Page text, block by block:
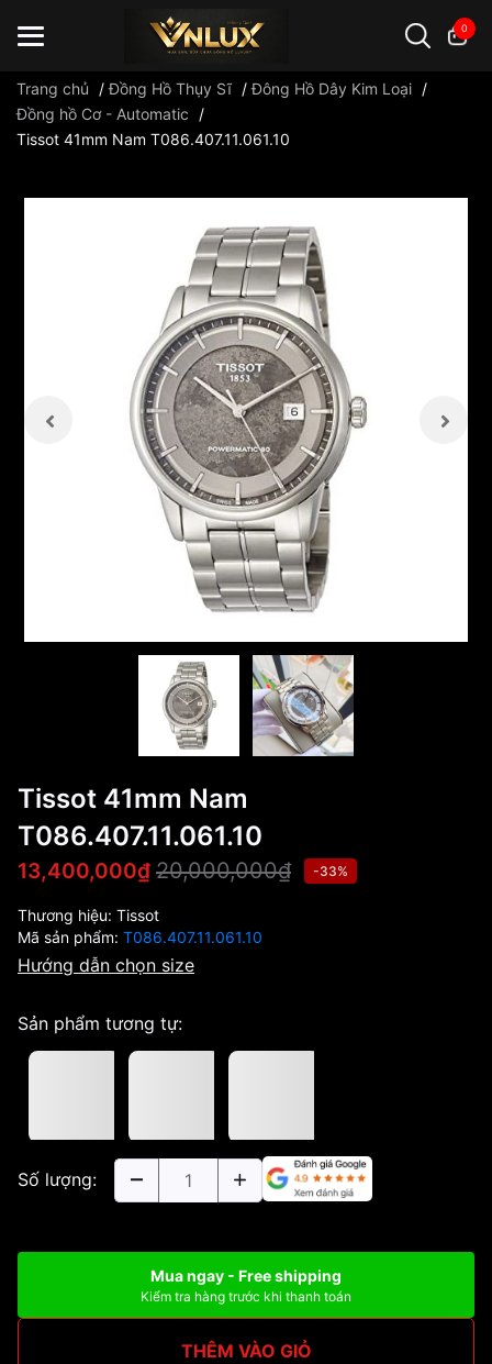
0
Đồng hồ casio đồng hồ G-Shock đồng hồ Orient
Trang chủ /Đồng Hồ Thụy Sĩ /Đông Hồ Dây Kim Loại /
Đồng hồ Cơ - Automatic
/
Tissot 41mm Nam T086.407.11.061.10
Tissot 41mm Nam
T086.407.11.061.10
13,400,000₫ 20,000,000₫ -33%
Thương hiệu: Tissot
Mã sản phẩm: T086.407.11.061.10
Hướng dẫn chọn size
Sản phẩm tương tự:
Số lượng:
Mua ngay - Free shipping
Kiểm tra hàng trước khi thanh toán
THÊM VÀO GIỎ